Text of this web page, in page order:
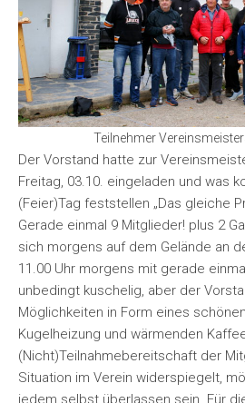
Teilnehmer
Der Vorstand hatte zur
Freitag, 03.10. eingeladen und was
(Feier)Tag feststellen „Das gleiche
Gerade einmal 9 Mitglieder! plus 2
sich morgens auf dem Gelände an
11.00 Uhr morgens mit gerade
unbedingt kuschelig, aber der
Möglichkeiten in Form eines
Kugelheizung und wärmenden
(Nicht)Teilnahmebereitschaft der
Situation im Verein widerspiegelt,
jedem selbst überlassen sein. Für